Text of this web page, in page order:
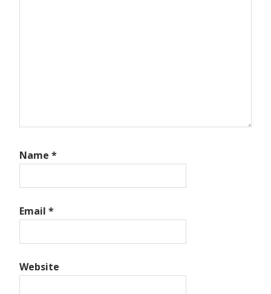
Name *
Email *
Website